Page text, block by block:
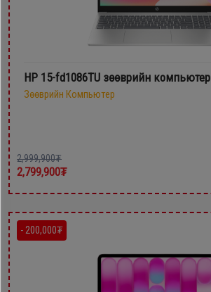
HP 15-fd1086TU зөөврийн компьютер
Зөөврийн Компьютер
2,999,900₮
2,799,900₮
- 200,000₮